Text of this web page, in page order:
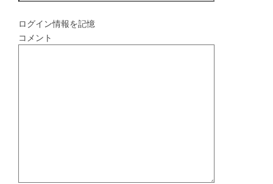
ログイン情報を記憶
コメント